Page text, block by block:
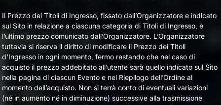
Il Prezzo dei Titoli di Ingresso, fissato dall’Organizzatore e indicato
sul Sito in relazione a ciascuna categoria di Titoli di Ingresso, è
l’ultimo prezzo comunicato dall’Organizzatore. L’Organizzatore
tuttavia si riserva il diritto di modificare il Prezzo dei Titoli
d'Ingresso in ogni momento, fermo restando che nel caso di
acquisto il prezzo addebitato all’utente sarà quello indicato sul Sito
nella pagina di ciascun Evento e nel Riepilogo dell’Ordine al
momento dell’acquisto. Non si terrà conto di eventuali variazioni
(né in aumento né in diminuzione) successive alla trasmissione